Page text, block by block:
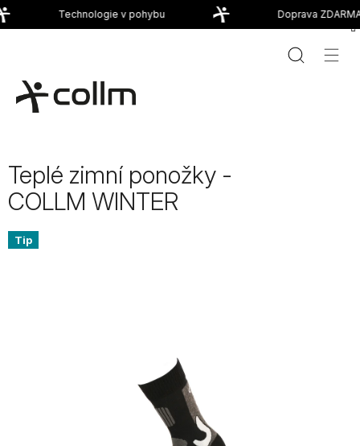
Přejít
na
Technologie v pohybu Doprava
Teplé zimní ponožky -
COLLM WINTER
Tip